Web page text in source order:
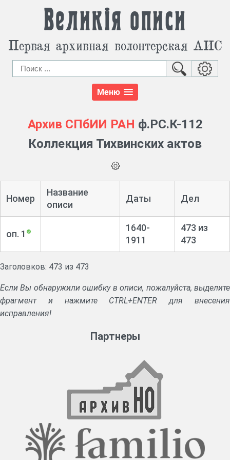
Великія описи
Первая архивная волонтерская АИС
Меню
Архив СПбИИ РАН ф.РС.К-112
Коллекция Тихвинских актов
Номер
Название
описи
Даты Дел
оп. 1
1640-
1911
473 из
473
Заголовков: 473 из 473
Если Вы обнаружили ошибку в описи, пожалуйста, выделите
фрагмент и нажмите CTRL+ENTER для внесения
исправления!
Партнеры